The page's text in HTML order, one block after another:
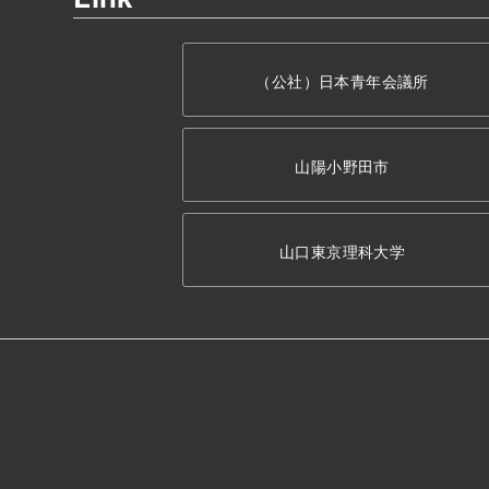
（公社）日本青年会議所
山陽小野田市
山口東京理科大学